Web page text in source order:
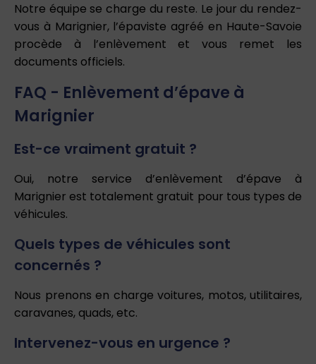
Notre équipe se charge du reste. Le jour du rendez-
vous à Marignier, l’épaviste agréé en Haute-Savoie
procède à l’enlèvement et vous remet les
documents officiels.
FAQ - Enlèvement d’épave à
Marignier
Est-ce vraiment gratuit ?
Oui, notre service d’enlèvement d’épave à
Marignier est totalement gratuit pour tous types de
véhicules.
Quels types de véhicules sont
concernés ?
Nous prenons en charge voitures, motos, utilitaires,
caravanes, quads, etc.
Intervenez-vous en urgence ?